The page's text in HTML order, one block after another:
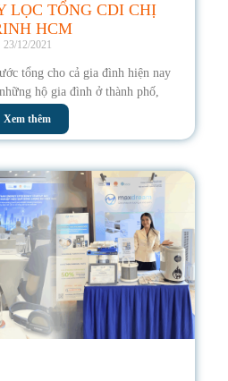
LỌC TỔNG CDI CHỊ
HCM
23/12/2021
tổng cho cả gia đình hiện nay
hộ gia đình ở thành phố,
Xem thêm